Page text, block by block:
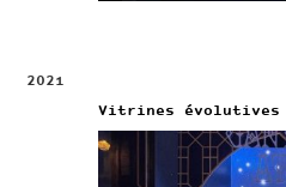
2021
Vitrines évolutives